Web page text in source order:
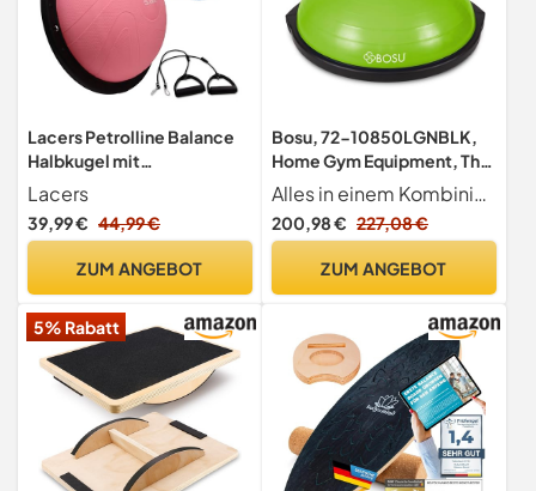
Lacers Petrolline Balance
Halbkugel mit
Widerstandsbändern und
Pumpe -
Balanceboard/rutschfester
ball für Yoga, Fitness,
Gleichgewichtstraining
(Pink)
Lacers
39,99 € 44,99 €
ZUM ANGEBOT
Bosu, 72-10850LGNBLK,
Home Gym Equipment, The
Original Balance Trainer, 65
cm Durchmesser, Schwarz
und Grün
Alles in einem Kombiniert Elemente von Cardio, Kraft und Flexibilität zu einzigartigen und hocheffektiven Workouts.
200,98 € 227,08 €
ZUM ANGEBOT
5% Rabatt